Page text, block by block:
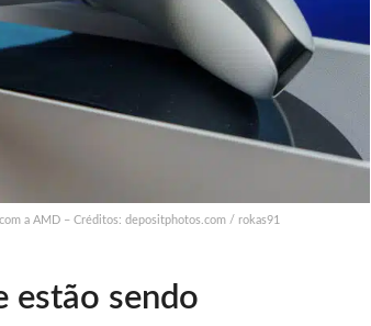
a AMD – Créditos: depositphotos.com / rokas91
estão sendo